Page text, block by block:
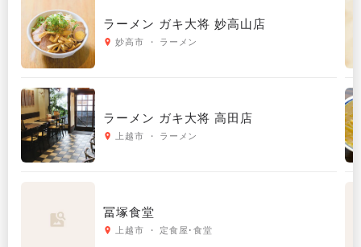
ラーメン ガキ大将 妙高山店
妙高市 ・ ラーメン
ラーメン ガキ大将 高田店
上越市 ・ ラーメン
冨塚食堂
上越市 ・ 定食屋･食堂